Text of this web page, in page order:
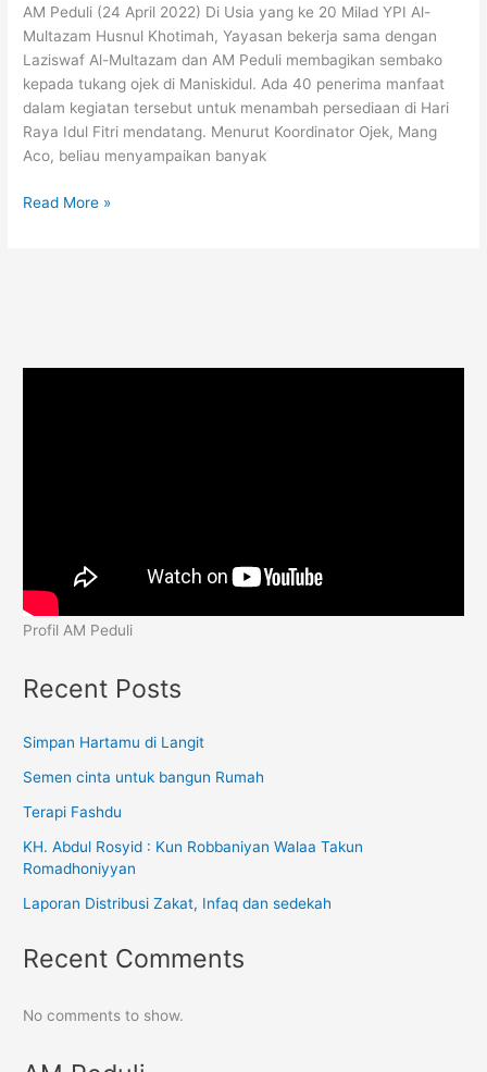
AM Peduli (24 April 2022) Di Usia yang ke 20 Milad YPI Al-
Multazam Husnul Khotimah, Yayasan bekerja sama dengan
Laziswaf Al-Multazam dan AM Peduli membagikan sembako
kepada tukang ojek di Maniskidul. Ada 40 penerima manfaat
dalam kegiatan tersebut untuk menambah persediaan di Hari
Raya Idul Fitri mendatang. Menurut Koordinator Ojek, Mang
Aco, beliau menyampaikan banyak
Read More »
Profil AM Peduli
Recent Posts
Simpan Hartamu di Langit
Semen cinta untuk bangun Rumah
Terapi Fashdu
KH. Abdul Rosyid : Kun Robbaniyan Walaa Takun
Romadhoniyyan
Laporan Distribusi Zakat, Infaq dan sedekah
Recent Comments
No comments to show.